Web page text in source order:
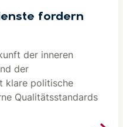
fordern
der inneren
der
klare politische
Qualitätsstandards